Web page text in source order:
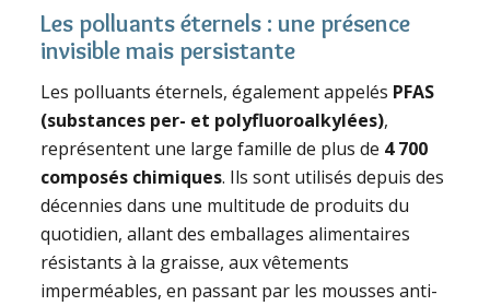
Les polluants éternels : une présence
invisible mais persistante
Les polluants éternels, également appelés PFAS
(substances per- et polyfluoroalkylées),
représentent une large famille de plus de 4 700
composés chimiques. Ils sont utilisés depuis des
décennies dans une multitude de produits du
quotidien, allant des emballages alimentaires
résistants à la graisse, aux vêtements
imperméables, en passant par les mousses anti-